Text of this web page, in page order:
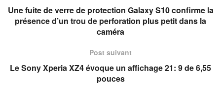
Une fuite de verre de protection Galaxy S10 confirme la
présence d’un trou de perforation plus petit dans la
caméra
Post suivant
Le Sony Xperia XZ4 évoque un affichage 21: 9 de 6,55
pouces